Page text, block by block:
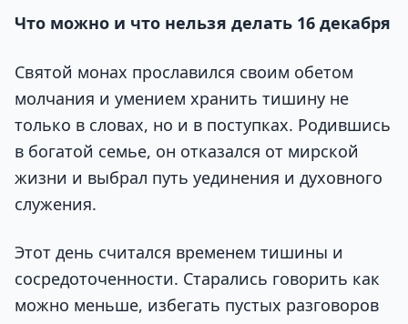
Что можно и что нельзя делать 16 декабря
Святой монах прославился своим обетом
молчания и умением хранить тишину не
только в словах, но и в поступках. Родившись
в богатой семье, он отказался от мирской
жизни и выбрал путь уединения и духовного
служения.
Этот день считался временем тишины и
сосредоточенности. Старались говорить как
можно меньше, избегать пустых разговоров